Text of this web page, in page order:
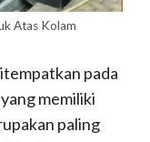
Atas Kolam
pada
memiliki
paling